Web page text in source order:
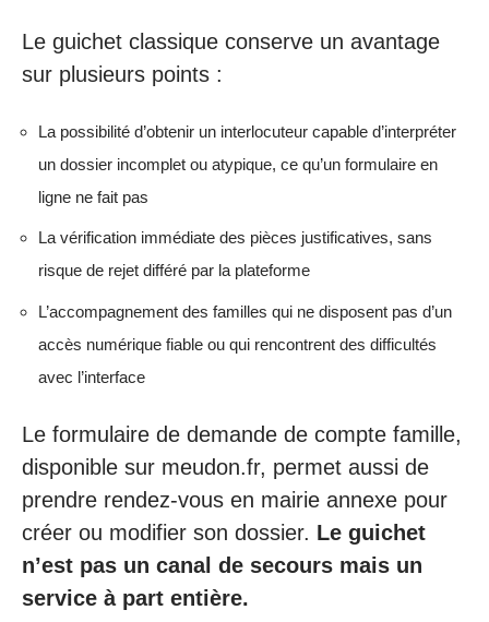
Le guichet classique conserve un avantage
sur plusieurs points :
La possibilité d’obtenir un interlocuteur capable d’interpréter
un dossier incomplet ou atypique, ce qu’un formulaire en
ligne ne fait pas
La vérification immédiate des pièces justificatives, sans
risque de rejet différé par la plateforme
L’accompagnement des familles qui ne disposent pas d’un
accès numérique fiable ou qui rencontrent des difficultés
avec l’interface
Le formulaire de demande de compte famille,
disponible sur meudon.fr, permet aussi de
prendre rendez-vous en mairie annexe pour
créer ou modifier son dossier. Le guichet
n’est pas un canal de secours mais un
service à part entière.